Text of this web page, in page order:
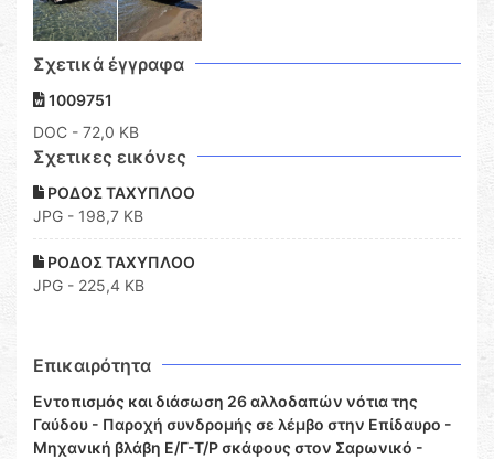
Σχετικά έγγραφα
1009751
DOC - 72,0 KB
Σχετικες εικόνες
ΡΟΔΟΣ ΤΑΧΥΠΛΟΟ
JPG - 198,7 KB
ΡΟΔΟΣ ΤΑΧΥΠΛΟΟ
JPG - 225,4 KB
Επικαιρότητα
Εντοπισμός και διάσωση 26 αλλοδαπών νότια της
Γαύδου - Παροχή συνδρομής σε λέμβο στην Επίδαυρο -
Μηχανική βλάβη Ε/Γ-Τ/Ρ σκάφους στον Σαρωνικό -